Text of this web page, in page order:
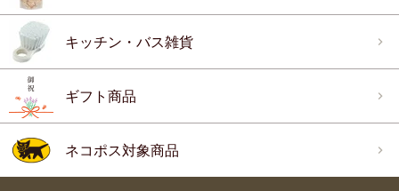
キッチン・バス雑貨
ギフト商品
ネコポス対象商品